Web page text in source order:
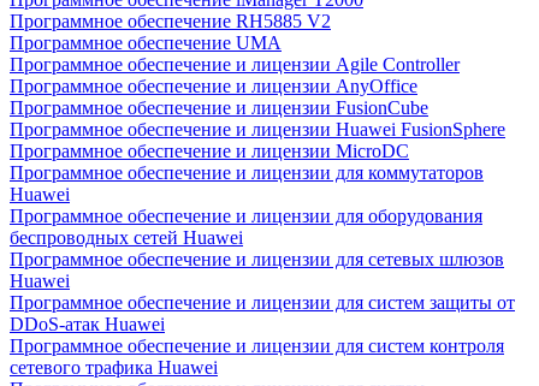
Программное обеспечение RH5885 V2
Программное обеспечение UMA
Программное обеспечение и лицензии Agile Controller
Программное обеспечение и лицензии AnyOffice
Программное обеспечение и лицензии FusionCube
Программное обеспечение и лицензии Huawei FusionSphere
Программное обеспечение и лицензии MicroDC
Программное обеспечение и лицензии для коммутаторов
Huawei
Программное обеспечение и лицензии для оборудования
беспроводных сетей Huawei
Программное обеспечение и лицензии для сетевых шлюзов
Huawei
Программное обеспечение и лицензии для систем защиты от
DDoS-атак Huawei
Программное обеспечение и лицензии для систем контроля
сетевого трафика Huawei